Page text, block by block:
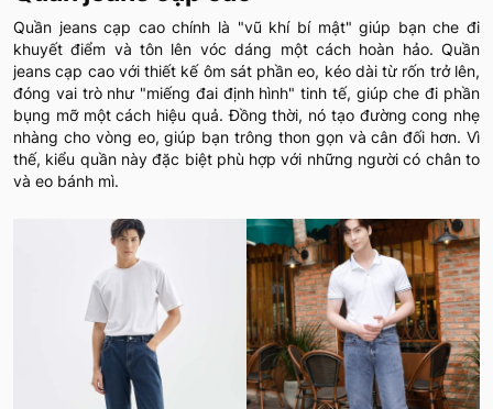
Quần jeans cạp cao chính là "vũ khí bí mật" giúp bạn che đi
khuyết điểm và tôn lên vóc dáng một cách hoàn hảo. Quần
jeans cạp cao với thiết kế ôm sát phần eo, kéo dài từ rốn trở lên,
đóng vai trò như "miếng đai định hình" tinh tế, giúp che đi phần
bụng mỡ một cách hiệu quả. Đồng thời, nó tạo đường cong nhẹ
nhàng cho vòng eo, giúp bạn trông thon gọn và cân đối hơn. Vì
thế, kiểu quần này đặc biệt phù hợp với những người có chân to
và eo bánh mì.